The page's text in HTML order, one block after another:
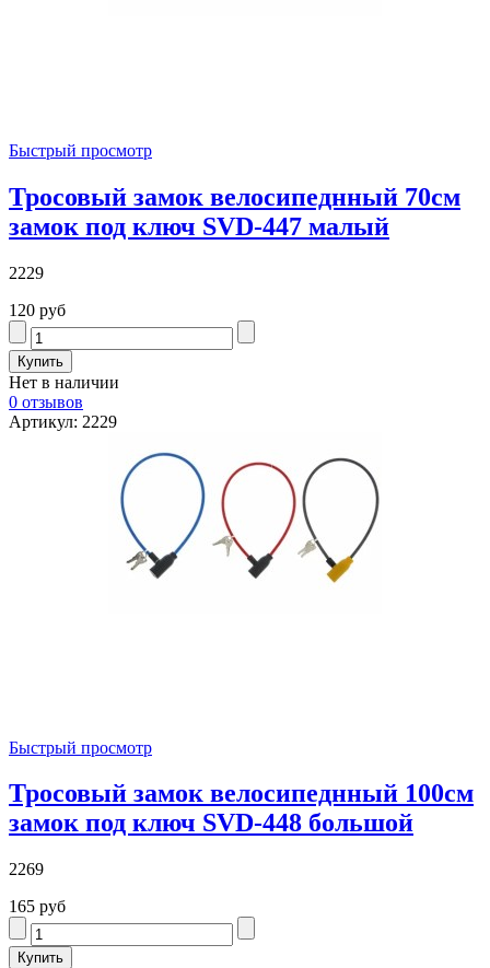
Быстрый просмотр
Тросовый замок велосипеднный 70см
замок под ключ SVD-447 малый
2229
120 руб
Нет в наличии
0 отзывов
Артикул: 2229
Быстрый просмотр
Тросовый замок велосипеднный 100см
замок под ключ SVD-448 большой
2269
165 руб